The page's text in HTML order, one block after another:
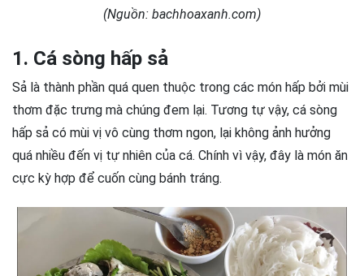
(Nguồn: bachhoaxanh.com)
1. Cá sòng hấp sả
Sả là thành phần quá quen thuộc trong các món hấp bởi mùi
thơm đặc trưng mà chúng đem lại. Tương tự vậy, cá sòng
hấp sả có mùi vị vô cùng thơm ngon, lại không ảnh hưởng
quá nhiều đến vị tự nhiên của cá. Chính vì vậy, đây là món ăn
cực kỳ hợp để cuốn cùng bánh tráng.